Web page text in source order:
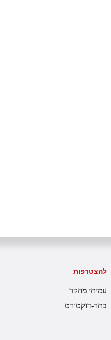
להצטרפות
עמיתי מחקר
בתר-דוקטורט